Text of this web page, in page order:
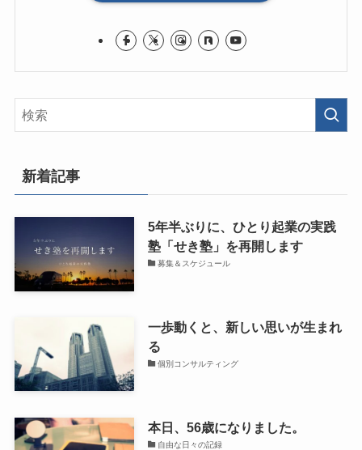
新着記事
5年半ぶりに、ひとり起業の実践
塾「せき塾」を再開します
募集＆スケジュール
一歩動くと、新しい思いが生まれ
る
個別コンサルティング
本日、56歳になりました。
自由な日々の記録